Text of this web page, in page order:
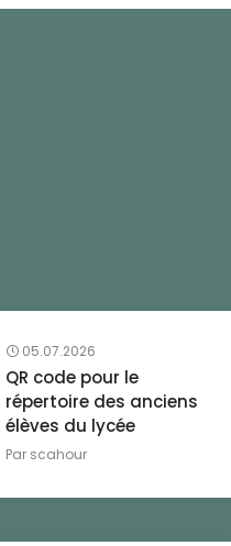
05.07.2026
QR code pour le
répertoire des anciens
élèves du lycée
Par scahour